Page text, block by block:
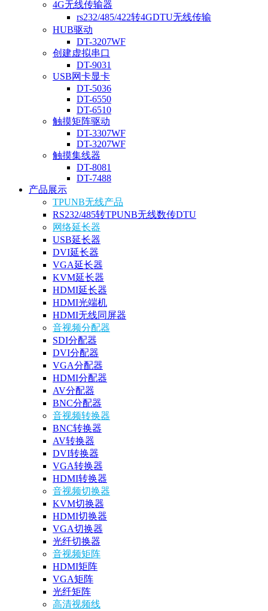
4G无线传输器
rs232/485/422转4GDTU无线传输
HUB驱动
DT-3207WF
创建虚拟串口
DT-9031
USB网卡显卡
DT-5036
DT-6550
DT-6510
触摸矩阵驱动
DT-3307WF
DT-3207WF
触摸集线器
DT-8081
DT-7488
产品展示
TPUNB无线产品
RS232/485转TPUNB无线数传DTU
网络延长器
USB延长器
DVI延长器
VGA延长器
KVM延长器
HDMI延长器
HDMI光端机
HDMI无线同屏器
音视频分配器
SDI分配器
DVI分配器
VGA分配器
HDMI分配器
AV分配器
BNC分配器
音视频转换器
BNC转换器
AV转换器
DVI转换器
VGA转换器
HDMI转换器
音视频切换器
KVM切换器
HDMI切换器
VGA切换器
光纤切换器
音视频矩阵
HDMI矩阵
VGA矩阵
光纤矩阵
高清视频线